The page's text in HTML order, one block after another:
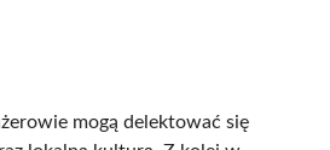
mogą delektować się